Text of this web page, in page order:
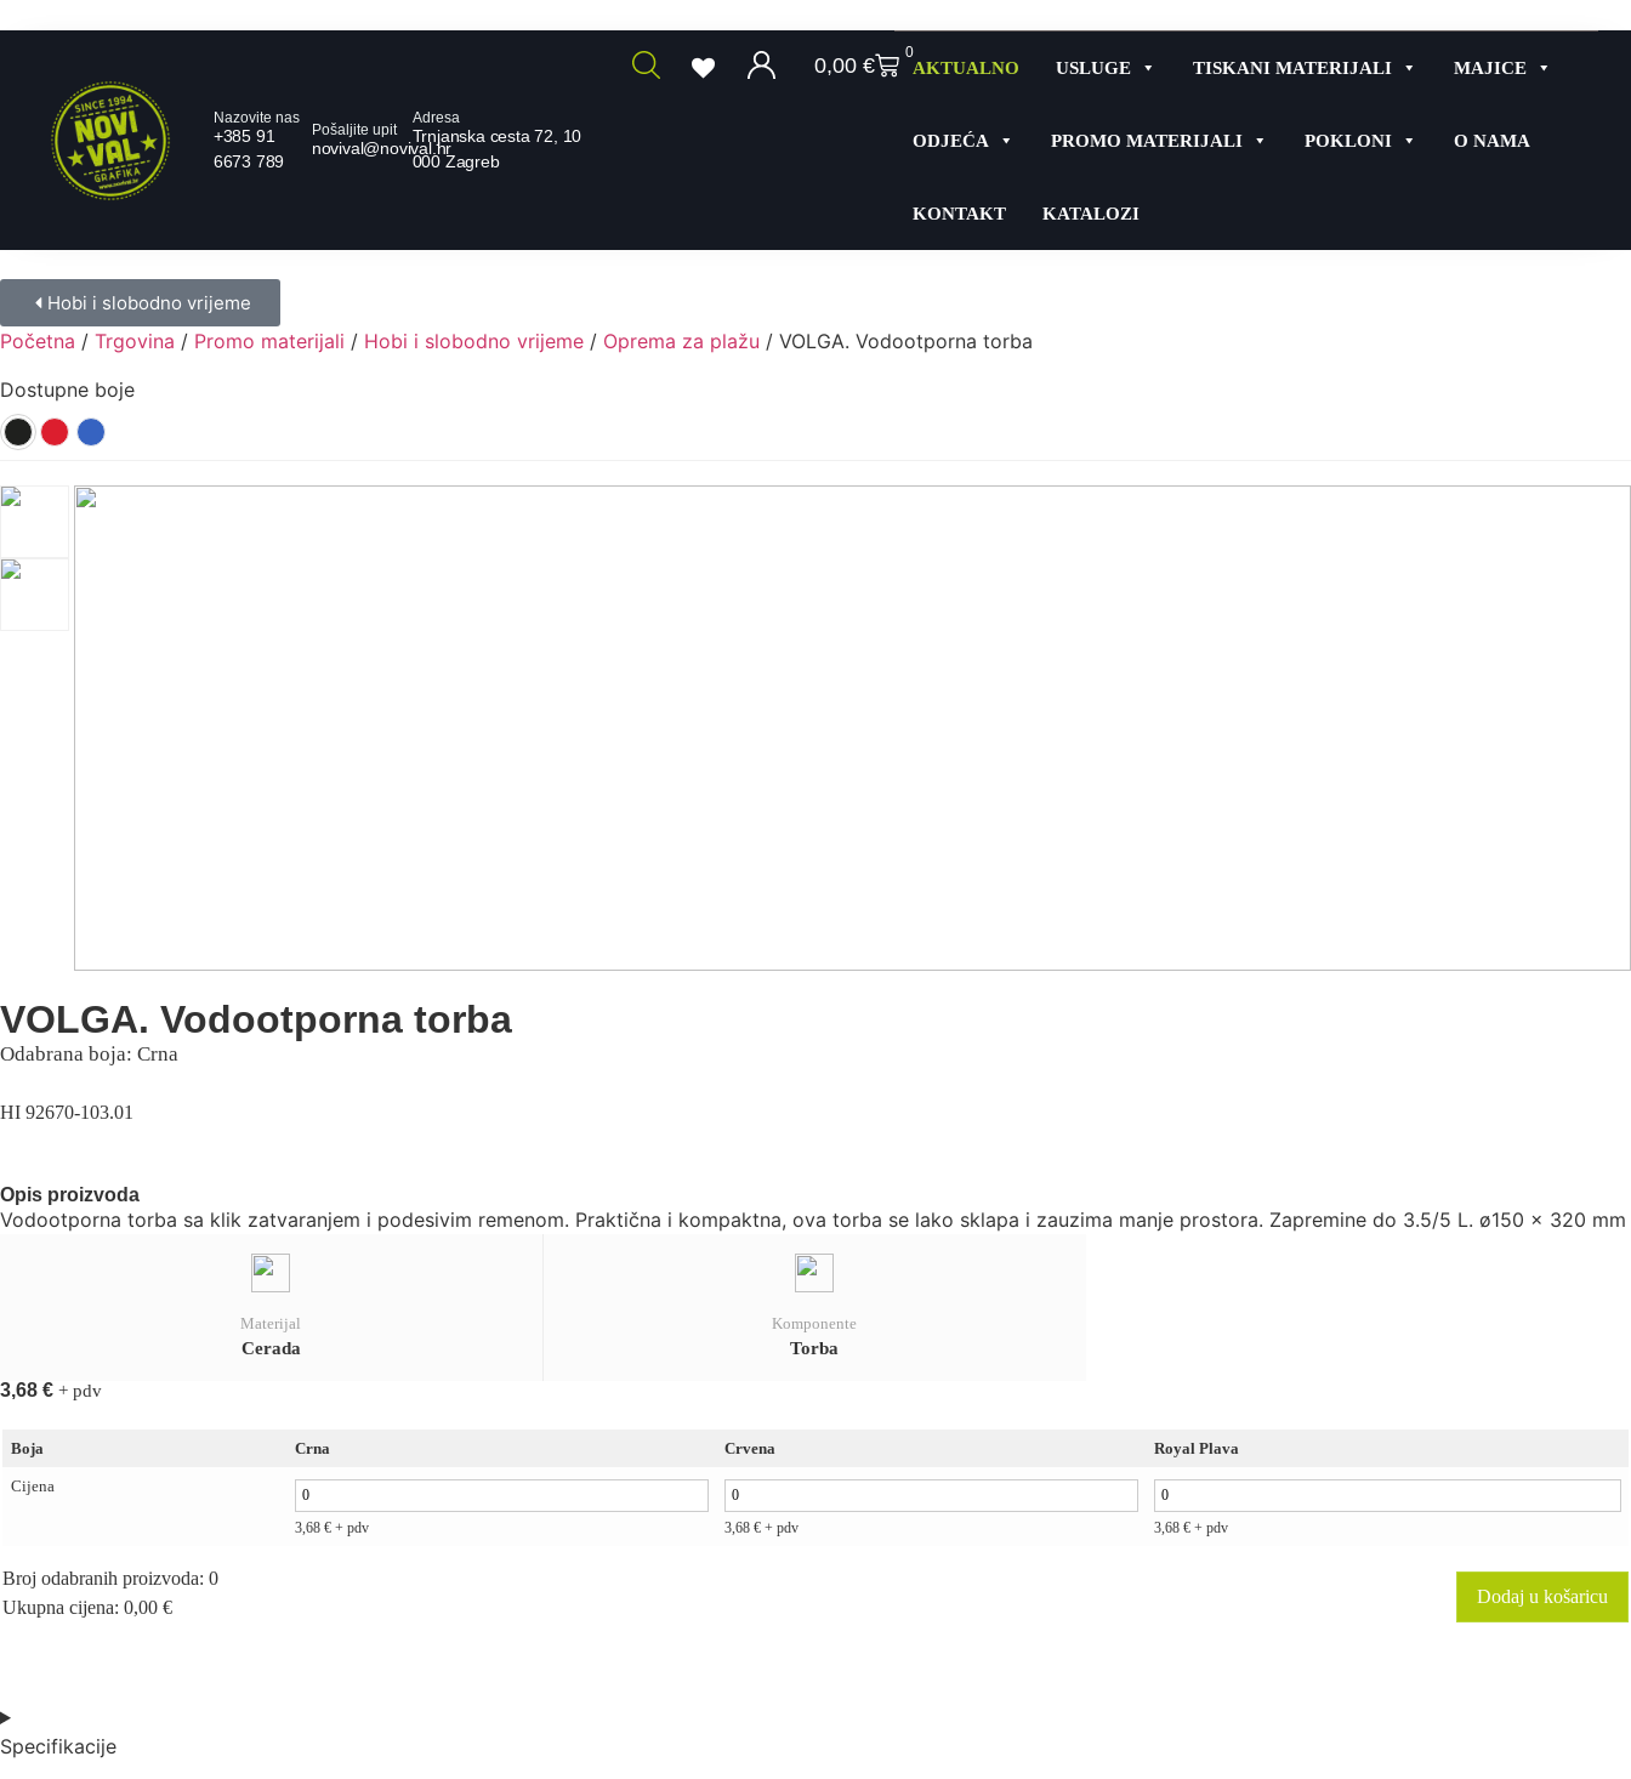
Nazovite nas
+385 91
6673 789
Pošaljite upit
novival@novival.hr
Adresa
Trnjanska cesta 72, 10
000 Zagreb
0,00 €
0
AKTUALNO USLUGE TISKANI MATERIJALI MAJICE
ODJEĆA PROMO MATERIJALI POKLONI O NAMA
KONTAKT KATALOZI
Hobi i slobodno vrijeme
Početna / Trgovina / Promo materijali / Hobi i slobodno vrijeme / Oprema za plažu / VOLGA. Vodootporna torba
Dostupne boje
VOLGA. Vodootporna torba
Odabrana boja: Crna
HI 92670-103.01
Opis proizvoda
Vodootporna torba sa klik zatvaranjem i podesivim remenom. Praktična i kompaktna, ova torba se lako sklapa i zauzima manje prostora. Zapremine do 3.5/5 L. ø150 x 320 mm
Materijal
Cerada
Komponente
Torba
3,68 € + pdv
Boja Crna Crvena Royal Plava
Cijena
3,68 € + pdv 3,68 € + pdv 3,68 € + pdv
Broj odabranih proizvoda: 0
Ukupna cijena: 0,00 €
Dodaj u košaricu
Specifikacije